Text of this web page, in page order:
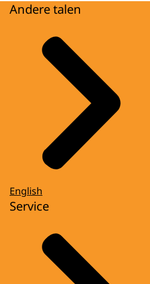
Andere talen
English
Service